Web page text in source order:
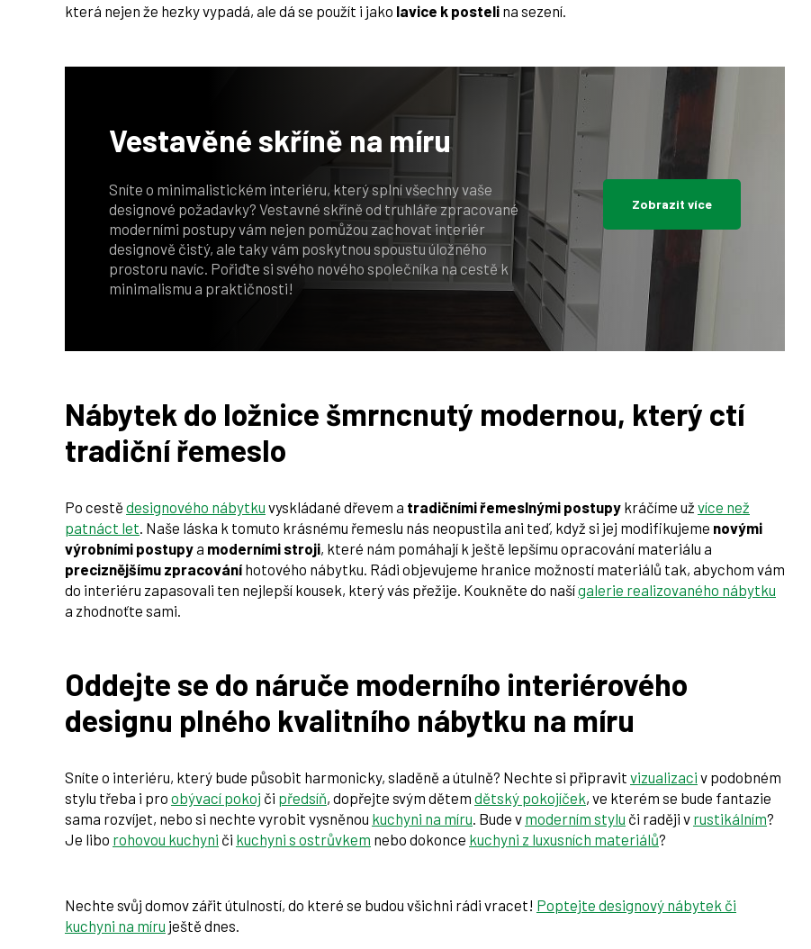
která nejen že hezky vypadá, ale dá se použít i jako lavice k posteli na sezení.
Vestavěné skříně na míru
Sníte o minimalistickém interiéru, který splní všechny vaše
designové požadavky? Vestavné skříně od truhláře zpracované
moderními postupy vám nejen pomůžou zachovat interiér
designově čistý, ale taky vám poskytnou spoustu úložného
prostoru navíc. Pořiďte si svého nového společníka na cestě k
minimalismu a praktičnosti!
Zobrazit více
Nábytek do ložnice šmrncnutý modernou, který ctí
tradiční řemeslo
Po cestě designového nábytku vyskládané dřevem a tradičními řemeslnými postupy kráčíme už více než
patnáct let. Naše láska k tomuto krásnému řemeslu nás neopustila ani teď, když si jej modifikujeme novými
výrobními postupya moderními stroji, které nám pomáhají k ještě lepšímu opracování materiálu a
preciznějšímu zpracování hotového nábytku. Rádi objevujeme hranice možností materiálů tak, abychom vám
do interiéru zapasovali ten nejlepší kousek, který vás přežije. Koukněte do našígalerie realizovaného nábytku
a zhodnoťte sami.
Oddejte se do náruče moderního interiérového
designu plného kvalitního nábytku na míru
Sníte o interiéru, který bude působit harmonicky, sladěně a útulně? Nechte si připravit vizualizaci v podobném
stylu třeba i pro obývací pokoj či předsíň, dopřejte svým dětem dětský pokojíček, ve kterém se bude fantazie
sama rozvíjet, nebo si nechte vyrobit vysněnou kuchyni na míru. Bude v moderním stylu či raději v rustikálním?
Je libo rohovou kuchyni či kuchyni s ostrůvkem nebo dokonce kuchyni z luxusních materiálů?
Nechte svůj domov zářit útulností, do které se budou všichni rádi vracet! Poptejte designový nábytek či
kuchyni na míru ještě dnes.